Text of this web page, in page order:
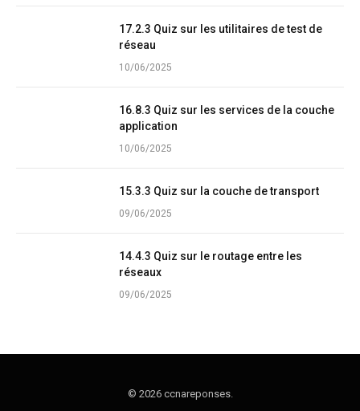
17.2.3 Quiz sur les utilitaires de test de
réseau
10/06/2025
16.8.3 Quiz sur les services de la couche
application
10/06/2025
15.3.3 Quiz sur la couche de transport
09/06/2025
14.4.3 Quiz sur le routage entre les
réseaux
09/06/2025
© 2026 ccnareponses.